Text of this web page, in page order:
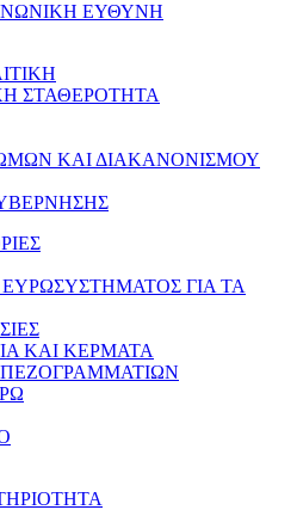
ΕΥΘΥΝΗ
ΣΤΑΘΕΡΟΤΗΤΑ
ΚΑΙ ΔΙΑΚΑΝΟΝΙΣΜΟΥ
ΓΙΑ ΤΑ
ΚΑΙ ΚΕΡΜΑΤΑ